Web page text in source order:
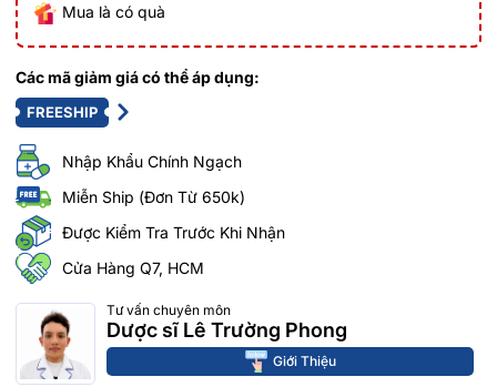
Mua là có quà
Các mã giảm giá có thể áp dụng:
FREESHIP
Nhập Khẩu Chính Ngạch
Miễn Ship (Đơn Từ 650k)
Được Kiểm Tra Trước Khi Nhận
Cửa Hàng Q7, HCM
Tư vấn chuyên môn
Dược sĩ Lê Trường Phong
Giới Thiệu